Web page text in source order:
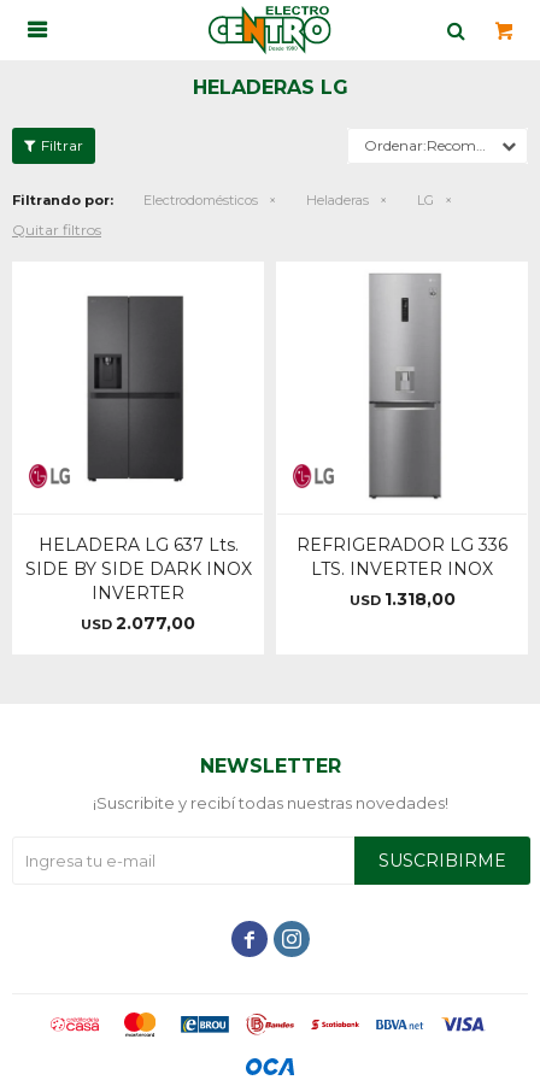

HELADERAS LG
Recomendados
Filtrando por: Electrodomésticos Heladeras LG
Quitar filtros
HELADERA LG 637 Lts.
SIDE BY SIDE DARK INOX
INVERTER
USD 2.077,00
REFRIGERADOR LG 336
LTS. INVERTER INOX
USD 1.318,00
NEWSLETTER
¡Suscribite y recibí todas nuestras novedades!
SUSCRIBIRME
 